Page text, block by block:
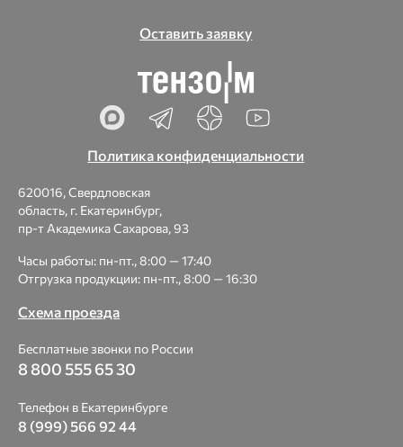
Оставить заявку
Политика конфиденциальности
620016, Свердловская
область, г. Екатеринбург,
пр-т Академика Сахарова, 93
Часы работы: пн-пт., 8:00 — 17:40
Отгрузка продукции: пн-пт., 8:00 — 16:30
Схема проезда
Бесплатные звонки по России
8 800 555 65 30
Телефон в Екатеринбурге
8 (999) 566 92 44